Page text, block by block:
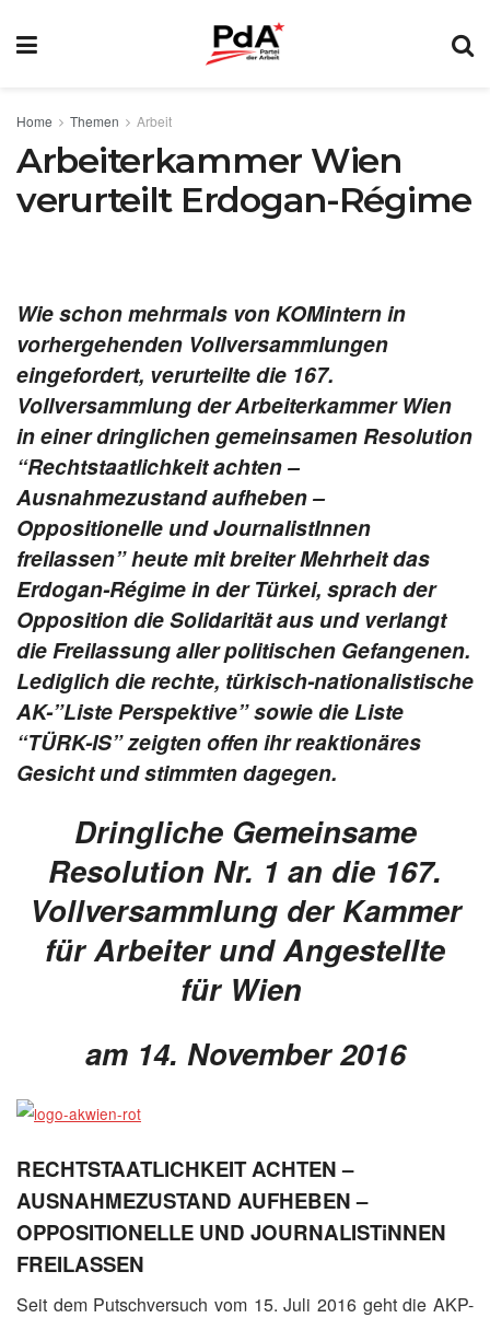
Home Themen Arbeit
Arbeiterkammer Wien
verurteilt Erdogan-Régime
Wie schon mehrmals von KOMintern in
vorhergehenden Vollversammlungen
eingefordert, verurteilte die 167.
Vollversammlung der Arbeiterkammer Wien
in einer dringlichen gemeinsamen Resolution
“Rechtstaatlichkeit achten –
Ausnahmezustand aufheben –
Oppositionelle und JournalistInnen
freilassen” heute mit breiter Mehrheit das
Erdogan-Régime in der Türkei, sprach der
Opposition die Solidarität aus und verlangt
die Freilassung aller politischen Gefangenen.
Lediglich die rechte, türkisch-nationalistische
AK-”Liste Perspektive” sowie die Liste
“TÜRK-IS” zeigten offen ihr reaktionäres
Gesicht und stimmten dagegen.
Dringliche Gemeinsame
Resolution Nr. 1 an die 167.
Vollversammlung der Kammer
für Arbeiter und Angestellte
für Wien
am 14. November 2016
RECHTSTAATLICHKEIT ACHTEN –
AUSNAHMEZUSTAND AUFHEBEN –
OPPOSITIONELLE UND JOURNALISTiNNEN
FREILASSEN
Seit dem Putschversuch vom 15. Juli 2016 geht die AKP-